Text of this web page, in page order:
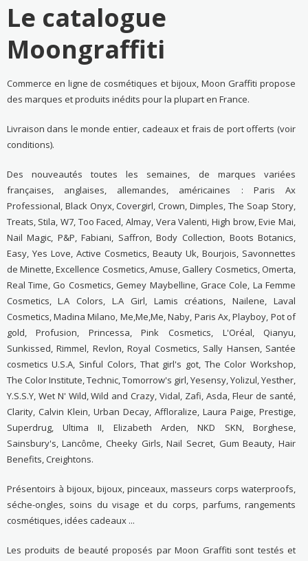
Le catalogue
Moongraffiti
Commerce en ligne de cosmétiques et bijoux, Moon Graffiti propose
des marques et produits inédits pour la plupart en France.
Livraison dans le monde entier, cadeaux et frais de port offerts (voir
conditions).
Des nouveautés toutes les semaines, de marques variées
françaises, anglaises, allemandes, américaines : Paris Ax
Professional, Black Onyx, Covergirl, Crown, Dimples, The Soap Story,
Treats, Stila, W7, Too Faced, Almay, Vera Valenti, High brow, Evie Mai,
Nail Magic, P&P, Fabiani, Saffron, Body Collection, Boots Botanics,
Easy, Yes Love, Active Cosmetics, Beauty Uk, Bourjois, Savonnettes
de Minette, Excellence Cosmetics, Amuse, Gallery Cosmetics, Omerta,
Real Time, Go Cosmetics, Gemey Maybelline, Grace Cole, La Femme
Cosmetics, L.A Colors, L.A Girl, Lamis créations, Nailene, Laval
Cosmetics, Madina Milano, Me,Me,Me, Naby, Paris Ax, Playboy, Pot of
gold, Profusion, Princessa, Pink Cosmetics, L'Oréal, Qianyu,
Sunkissed, Rimmel, Revlon, Royal Cosmetics, Sally Hansen, Santée
cosmetics U.S.A, Sinful Colors, That girl's got, The Color Workshop,
The Color Institute, Technic, Tomorrow's girl, Yesensy, Yolizul, Yesther,
Y.S.S.Y, Wet N' Wild, Wild and Crazy, Vidal, Zafi, Asda, Fleur de santé,
Clarity, Calvin Klein, Urban Decay, Affloralize, Laura Paige, Prestige,
Superdrug, Ultima II, Elizabeth Arden, NKD SKN, Borghese,
Sainsbury's, Lancôme, Cheeky Girls, Nail Secret, Gum Beauty, Hair
Benefits, Creightons.
Présentoirs à bijoux, bijoux, pinceaux, masseurs corps waterproofs,
séche-ongles, soins du visage et du corps, parfums, rangements
cosmétiques, idées cadeaux ...
Les produits de beauté proposés par Moon Graffiti sont testés et